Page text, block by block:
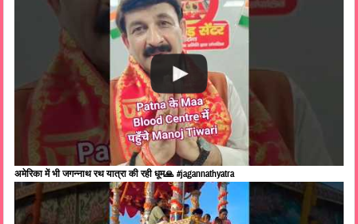
अमेरिका में भी जगन्नाथ रथ यात्रा की रही धूम🙏 #jagannathyatra